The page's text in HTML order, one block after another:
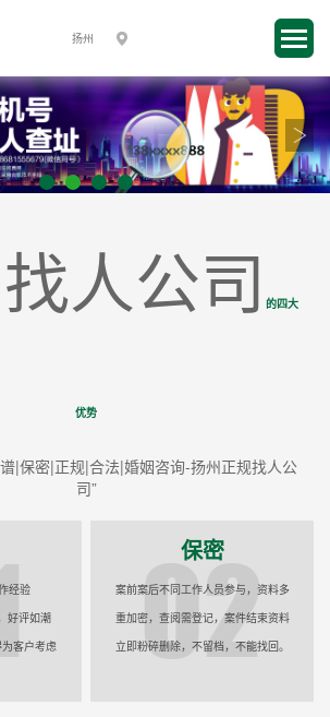
人公司 的四大
优势
|保密|正规|合法|婚姻咨询-扬州正规找人公
司”
经验
好评如潮
客户考虑
保密
案前案后不同工作人员参与，资料多
重加密，查阅需登记，案件结束资料
立即粉碎删除，不留档，不能找回。